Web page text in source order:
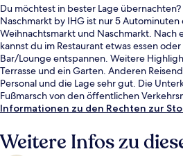
Du möchtest in bester Lage
Naschmarkt by IHG ist nur 5
Weihnachtsmarkt und Naschmarkt. Nach
kannst du im Restaurant etwas essen
Bar/Lounge entspannen. Weitere
Terrasse und ein Garten. Anderen
Personal und die Lage sehr gut. Die
Fußmarsch von den öffentlichen
Bahn sind es wenige Schritte (Station
Informationen zu den Rechten zur
Weitere Infos zu